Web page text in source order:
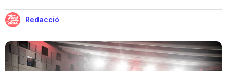
Cinema i Televisió
Festivals
Redacció